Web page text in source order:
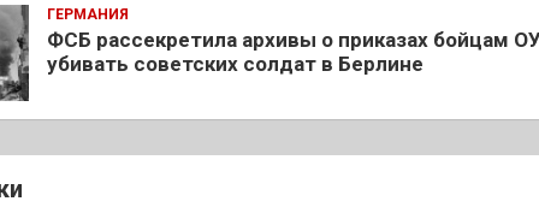
ГЕРМАНИЯ
ФСБ рассекретила архивы о приказах бойцам
убивать советских солдат в Берлине